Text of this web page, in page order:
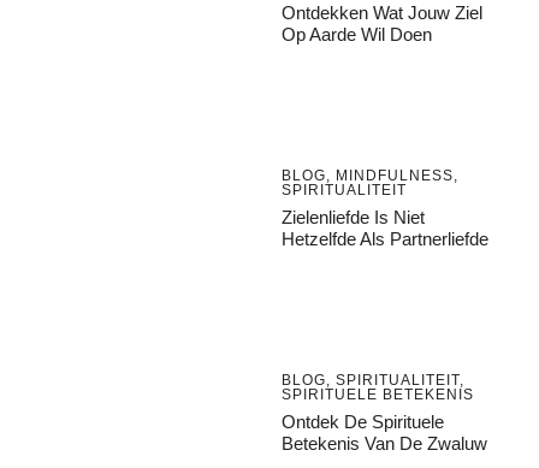
Ontdekken Wat Jouw Ziel
Op Aarde Wil Doen
BLOG MINDFULNESS
SPIRITUALITEIT
Zielenliefde Is Niet
Hetzelfde Als Partnerliefde
BLOG SPIRITUALITEIT
SPIRITUELE BETEKENIS
Ontdek De Spirituele
Betekenis Van De Zwaluw